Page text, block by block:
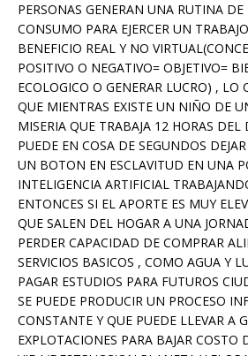
PERSONAS GENERAN UNA RUTINA
CONSUMO PARA EJERCER UN
BENEFICIO REAL Y NO
POSITIVO O NEGATIVO= OBJETIVO=
ECOLOGICO O GENERAR LUCRO) , LO
QUE MIENTRAS EXISTE UN NIÑO DE
MISERIA QUE TRABAJA 12 HORAS DEL
PUEDE EN COSA DE SEGUNDOS
UN BOTON EN ESCLAVITUD EN UNA
INTELIGENCIA ARTIFICIAL
ENTONCES SI EL APORTE ES MUY
QUE SALEN DEL HOGAR A UNA
PERDER CAPACIDAD DE COMPRAR
SERVICIOS BASICOS , COMO AGUA Y
PAGAR ESTUDIOS PARA FUTUROS
SE PUEDE PRODUCIR UN PROCESO
CONSTANTE Y QUE PUEDE LLEVAR A
EXPLOTACIONES PARA BAJAR COSTO